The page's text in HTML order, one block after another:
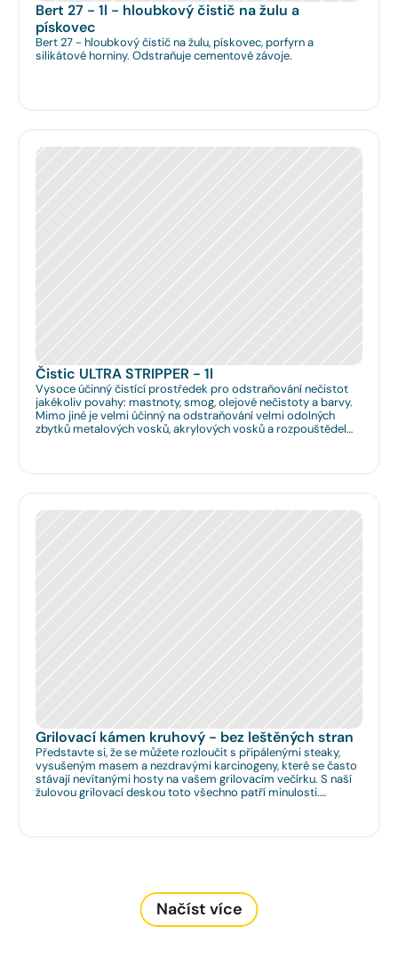
Bert 27 - 1l - hloubkový čistič na žulu a
pískovec
Bert 27 - hloubkový čistič na žulu, pískovec, porfyrn a
silikátové horniny. Odstraňuje cementové závoje.
Čistic ULTRA STRIPPER - 1l
Vysoce účinný čistící prostředek pro odstraňování nečistot
jakékoliv povahy: mastnoty, smog, olejové nečistoty a barvy.
Mimo jiné je velmi účinný na odstraňování velmi odolných
zbytků metalových vosků, akrylových vosků a rozpouštědel
Grilovací kámen kruhový - bez leštěných stran
Představte si, že se můžete rozloučit s připálenými steaky,
vysušeným masem a nezdravými karcinogeny, které se často
stávají nevítanými hosty na vašem grilovacím večírku. S naší
žulovou grilovací deskou toto všechno patří minulosti.
Načíst více